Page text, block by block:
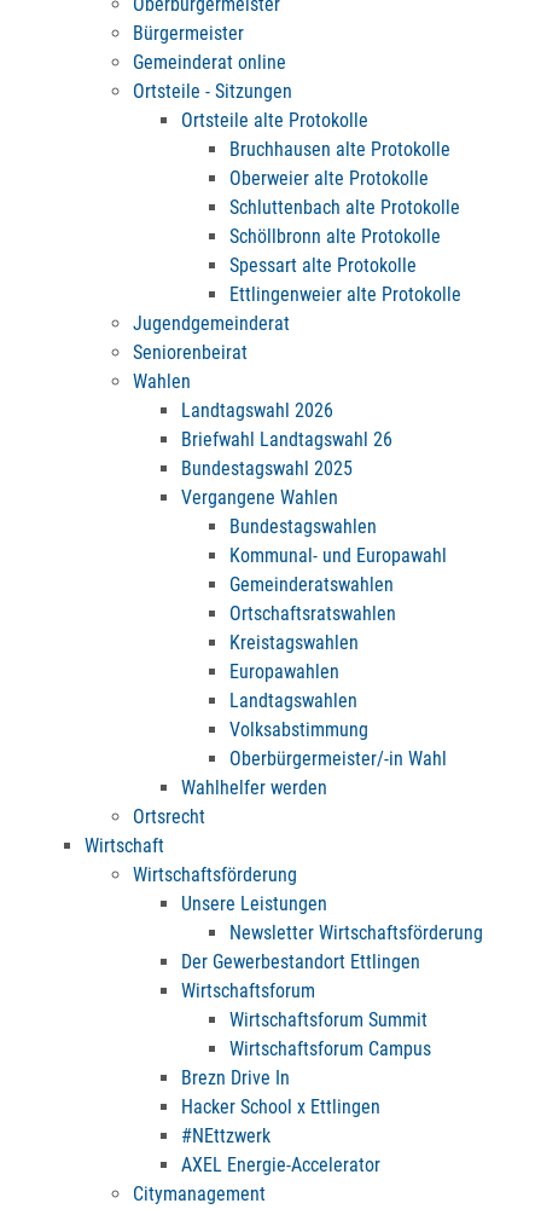
Bürgermeister
Gemeinderat online
Ortsteile - Sitzungen
Ortsteile alte Protokolle
Bruchhausen alte Protokolle
Oberweier alte Protokolle
Schluttenbach alte Protokolle
Schöllbronn alte Protokolle
Spessart alte Protokolle
Ettlingenweier alte Protokolle
Jugendgemeinderat
Seniorenbeirat
Wahlen
Landtagswahl 2026
Briefwahl Landtagswahl 26
Bundestagswahl 2025
Vergangene Wahlen
Bundestagswahlen
Kommunal- und Europawahl
Gemeinderatswahlen
Ortschaftsratswahlen
Kreistagswahlen
Europawahlen
Landtagswahlen
Volksabstimmung
Oberbürgermeister/-in Wahl
Wahlhelfer werden
Ortsrecht
Wirtschaft
Wirtschaftsförderung
Unsere Leistungen
Newsletter Wirtschaftsförderung
Der Gewerbestandort Ettlingen
Wirtschaftsforum
Wirtschaftsforum Summit
Wirtschaftsforum Campus
Brezn Drive In
Hacker School x Ettlingen
#NEttzwerk
AXEL Energie-Accelerator
Citymanagement